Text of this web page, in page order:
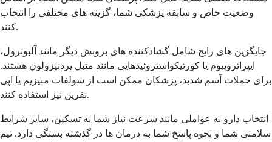
وضعیت خاص و سابقه پزشکی شما، گزینه های مختلفی را انتخاب
کنند.
جایگزین های رایج شامل گشادکننده های برونش دیگر مانند آلبوترول،
ایپراتروپیوم یا کورتیکواستروئیدهایی مانند متیل پردنیزولون هستند.
برای حملات آسم شدید، پزشکان ممکن است از سولفات منیزیم یا اپی
نفرین نیز استفاده کنند.
انتخاب دارو به عواملی مانند سرعت نیاز شما به تسکین، سایر شرایط
سلامتی شما و نحوه پاسخ شما به درمان ها در گذشته بستگی دارد. تیم